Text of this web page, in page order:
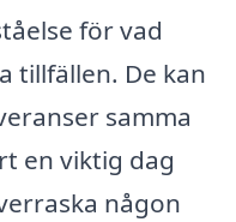
för vad
tillfällen. De kan
samma
en viktig dag
någon